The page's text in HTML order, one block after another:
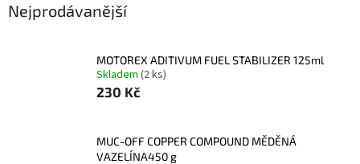
Nejprodávanější
MOTOREX ADITIVUM FUEL STABILIZER 125ml
Skladem (2 ks)
230 Kč
MUC-OFF COPPER COMPOUND MĚDĚNÁ
VAZELÍNA450 g